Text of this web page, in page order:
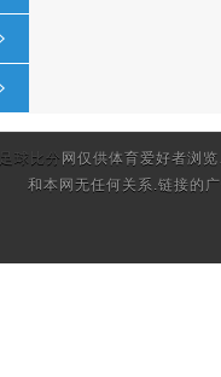
足球比分 网仅供体育爱好者浏
和本网无任何关系.链接的